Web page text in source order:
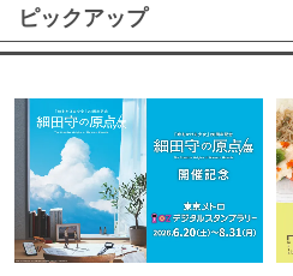
ピックアップ